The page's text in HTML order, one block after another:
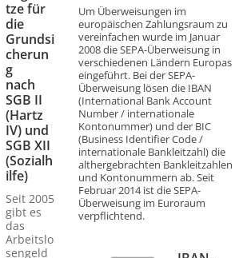
tze für
die
Grundsi
cherun
g
nach
SGB II
(Hartz
IV) und
SGB XII
(Sozialh
ilfe)
Seit 2005
gibt es
das
Arbeitslo
sengeld
Um Überweisungen im
europäischen Zahlungsraum zu
vereinfachen wurde im Januar
2008 die SEPA-Überweisung in
verschiedenen Ländern Europas
eingeführt. Bei der SEPA-
Überweisung lösen die IBAN
(International Bank Account
Number / internationale
Kontonummer) und der BIC
(Business Identifier Code /
internationale Bankleitzahl) die
althergebrachten Bankleitzahlen
und Kontonummern ab. Seit
Februar 2014 ist die SEPA-
Überweisung im Euroraum
verpflichtend.